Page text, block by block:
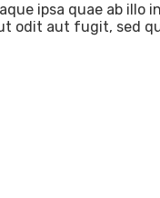
ipsa quae ab illo
odit aut fugit, sed